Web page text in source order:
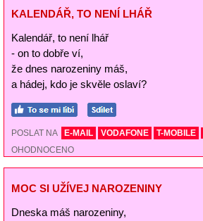
KALENDÁŘ, TO NENÍ LHÁŘ
Kalendář, to není lhář
- on to dobře ví,
že dnes narozeniny máš,
a hádej, kdo je skvěle oslaví?
POSLAT NA E-MAIL VODAFONE T-MOBILE
OHODNOCENO
MOC SI UŽÍVEJ NAROZENINY
Dneska máš narozeniny,